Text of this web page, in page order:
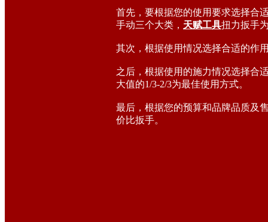
首先，要根据您的使用要求选择合
手动三个大类， 天赋工具扭力扳手
其次，根据使用情况选择合适的作
之后，根据使用的施力情况选择合
大值的1/3-2/3为最佳使用方式。
最后，根据您的预算和品牌品质及
价比扳手。